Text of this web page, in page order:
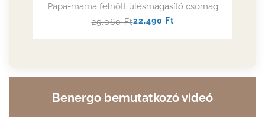
Papa-mama felnőtt ülésmagasító csomag
Normál
25.060Ft
Akciós
22.490 Ft
Benergo bemutatkozó videó